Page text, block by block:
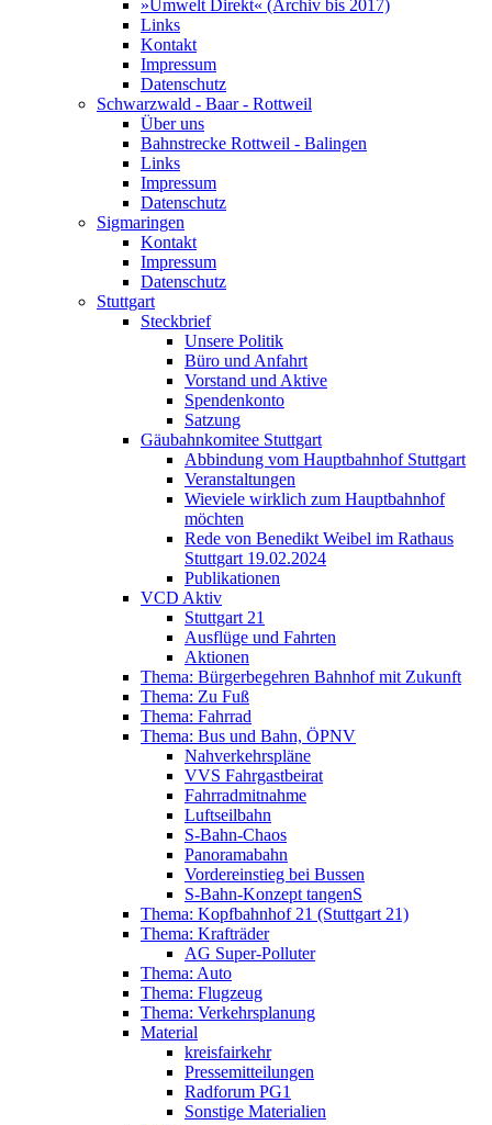
»Umwelt Direkt« (Archiv bis 2017)
Links
Kontakt
Impressum
Datenschutz
Schwarzwald - Baar - Rottweil
Über uns
Bahnstrecke Rottweil - Balingen
Links
Impressum
Datenschutz
Sigmaringen
Kontakt
Impressum
Datenschutz
Stuttgart
Steckbrief
Unsere Politik
Büro und Anfahrt
Vorstand und Aktive
Spendenkonto
Satzung
Gäubahnkomitee Stuttgart
Abbindung vom Hauptbahnhof Stuttgart
Veranstaltungen
Wieviele wirklich zum Hauptbahnhof
möchten
Rede von Benedikt Weibel im Rathaus
Stuttgart 19.02.2024
Publikationen
VCD Aktiv
Stuttgart 21
Ausflüge und Fahrten
Aktionen
Thema: Bürgerbegehren Bahnhof mit Zukunft
Thema: Zu Fuß
Thema: Fahrrad
Thema: Bus und Bahn, ÖPNV
Nahverkehrspläne
VVS Fahrgastbeirat
Fahrradmitnahme
Luftseilbahn
S-Bahn-Chaos
Panoramabahn
Vordereinstieg bei Bussen
S-Bahn-Konzept tangenS
Thema: Kopfbahnhof 21 (Stuttgart 21)
Thema: Krafträder
AG Super-Polluter
Thema: Auto
Thema: Flugzeug
Thema: Verkehrsplanung
Material
kreisfairkehr
Pressemitteilungen
Radforum PG1
Sonstige Materialien